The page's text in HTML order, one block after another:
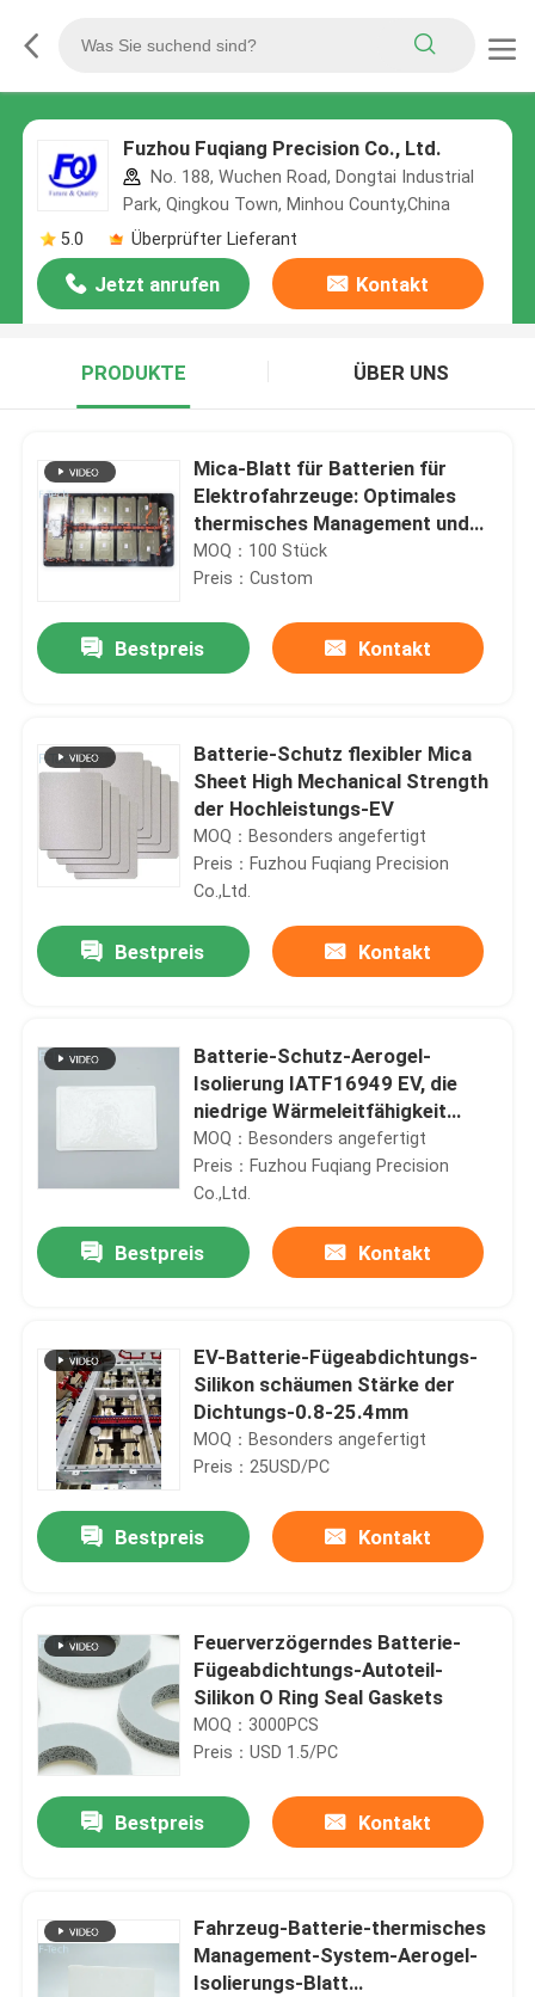
Fuzhou Fuqiang Precision Co., Ltd.
No. 188, Wuchen Road, Dongtai Industrial
Park, Qingkou Town, Minhou County,China
5.0
Überprüfter Lieferant
Jetzt anrufen Kontakt
PRODUKTE ÜBER UNS
Mica-Blatt für Batterien für
Elektrofahrzeuge: Optimales
thermisches Management und
Isolierung
MOQ：100 Stück
Preis：Custom
Bestpreis Kontakt
Batterie-Schutz flexibler Mica
Sheet High Mechanical Strength
der Hochleistungs-EV
MOQ：Besonders angefertigt
Preis：Fuzhou Fuqiang Precision
Co.,Ltd.
Bestpreis Kontakt
Batterie-Schutz-Aerogel-
Isolierung IATF16949 EV, die
niedrige Wärmeleitfähigkeit
auffüllt
MOQ：Besonders angefertigt
Preis：Fuzhou Fuqiang Precision
Co.,Ltd.
Bestpreis Kontakt
EV-Batterie-Fügeabdichtungs-
Silikon schäumen Stärke der
Dichtungs-0.8-25.4mm
MOQ：Besonders angefertigt
Preis：25USD/PC
Bestpreis Kontakt
Feuerverzögerndes Batterie-
Fügeabdichtungs-Autoteil-
Silikon O Ring Seal Gaskets
MOQ：3000PCS
Preis：USD 1.5/PC
Bestpreis Kontakt
Fahrzeug-Batterie-thermisches
Management-System-Aerogel-
Isolierungs-Blatt